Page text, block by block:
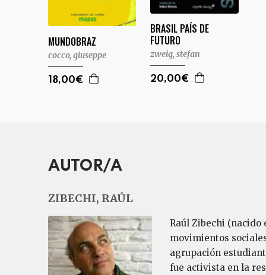
MUNDOBRAZ
cocco, giuseppe
18,00€
BRASIL PAÍS DE
FUTURO
zweig, stefan
20,00€
AUTOR/A
ZIBECHI, RAÚL
Raúl Zibechi (nacido
movimientos
agrupación
fue activista en la